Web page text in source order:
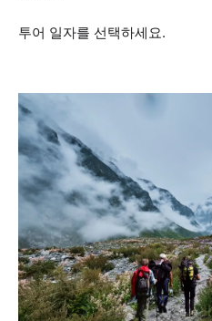
투어 일자를 선택하세요.